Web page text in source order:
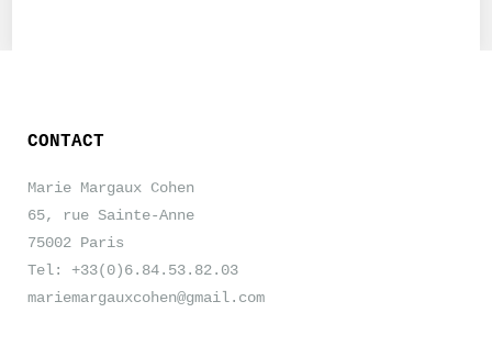
CONTACT
Marie Margaux Cohen
65, rue Sainte-Anne
75002 Paris
Tel: +33(0)6.84.53.82.03
mariemargauxcohen@gmail.com